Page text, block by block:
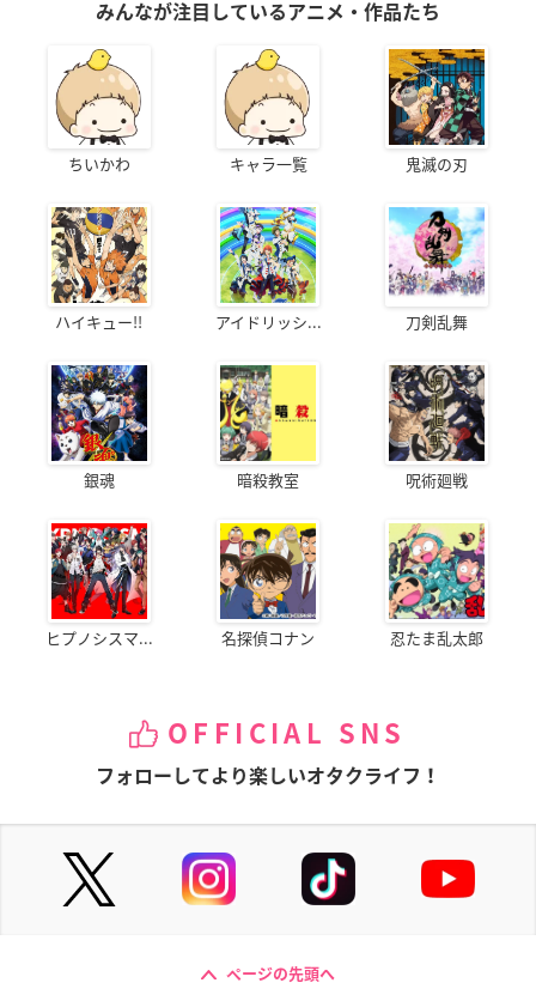
みんなが注目しているアニメ・作品たち
ちいかわ キャラ一覧 鬼滅の刃
ハイキュー!! アイドリッシ... 刀剣乱舞
銀魂 暗殺教室 呪術廻戦
ヒプノシスマ... 名探偵コナン 忍たま乱太郎
OFFICIAL SNS
フォローしてより楽しいオタクライフ！
ページの先頭へ